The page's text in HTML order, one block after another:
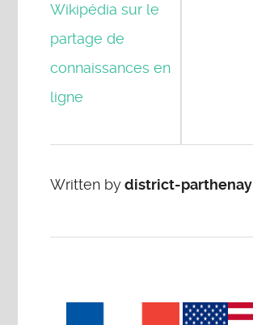
Wikipédia sur le
partage de
connaissances en
ligne
Written bydistrict-parthenay